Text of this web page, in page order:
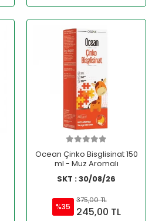
Ocean Çinko Bisglisinat 150
ml - Muz Aromalı
SKT : 30/08/26
%35
375,00 TL
245,00 TL